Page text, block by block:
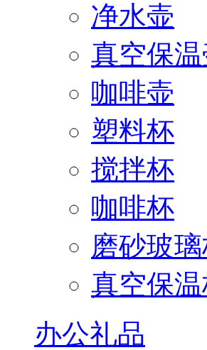
净水壶
真空保温
咖啡壶
塑料杯
搅拌杯
咖啡杯
磨砂玻
真空保
办公礼品